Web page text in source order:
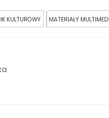
KULTUROWY MATERIAŁY